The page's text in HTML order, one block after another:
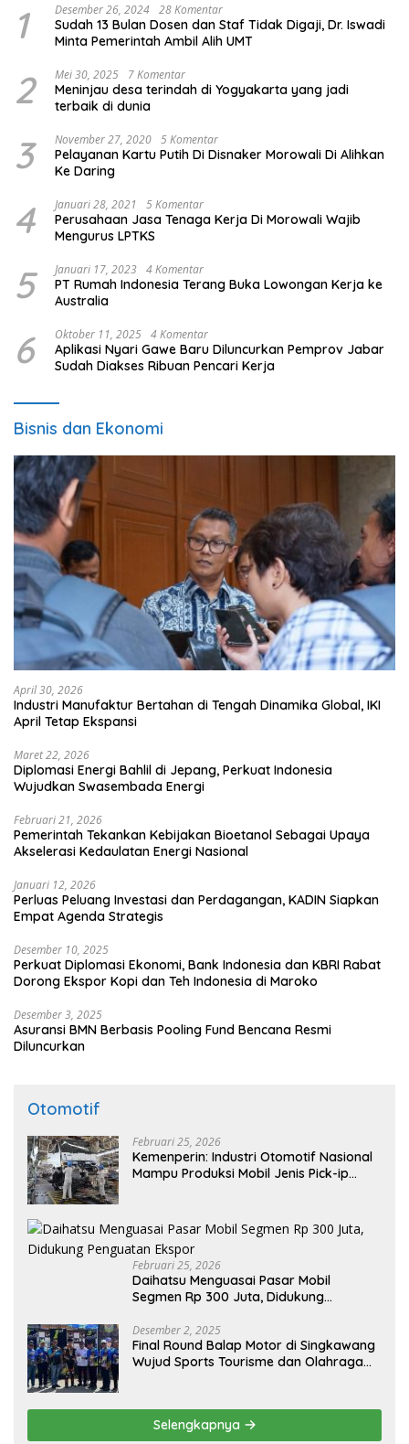
1 Desember 26, 2024 28 Komentar
Sudah 13 Bulan Dosen dan Staf Tidak Digaji, Dr. Iswadi
Minta Pemerintah Ambil Alih UMT
2 Mei 30, 2025 7 Komentar
Meninjau desa terindah di Yogyakarta yang jadi
terbaik di dunia
3 November 27, 2020 5 Komentar
Pelayanan Kartu Putih Di Disnaker Morowali Di Alihkan
Ke Daring
4 Januari 28, 2021 5 Komentar
Perusahaan Jasa Tenaga Kerja Di Morowali Wajib
Mengurus LPTKS
5 Januari 17, 2023 4 Komentar
PT Rumah Indonesia Terang Buka Lowongan Kerja ke
Australia
6 Oktober 11, 2025 4 Komentar
Aplikasi Nyari Gawe Baru Diluncurkan Pemprov Jabar
Sudah Diakses Ribuan Pencari Kerja
Bisnis dan Ekonomi
April 30, 2026
Industri Manufaktur Bertahan di Tengah Dinamika Global, IKI
April Tetap Ekspansi
Maret 22, 2026
Diplomasi Energi Bahlil di Jepang, Perkuat Indonesia
Wujudkan Swasembada Energi
Februari 21, 2026
Pemerintah Tekankan Kebijakan Bioetanol Sebagai Upaya
Akselerasi Kedaulatan Energi Nasional
Januari 12, 2026
Perluas Peluang Investasi dan Perdagangan, KADIN Siapkan
Empat Agenda Strategis
Desember 10, 2025
Perkuat Diplomasi Ekonomi, Bank Indonesia dan KBRI Rabat
Dorong Ekspor Kopi dan Teh Indonesia di Maroko
Desember 3, 2025
Asuransi BMN Berbasis Pooling Fund Bencana Resmi
Diluncurkan
Otomotif
Februari 25, 2026
Kemenperin: Industri Otomotif Nasional
Mampu Produksi Mobil Jenis Pick-ip
Februari 25, 2026
Daihatsu Menguasai Pasar Mobil
Segmen Rp 300 Juta, Didukung
Desember 2, 2025
Final Round Balap Motor di Singkawang
Wujud Sports Tourisme dan Olahraga
Selengkapnya